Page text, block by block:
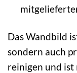
Das Wandbild
sondern auch
reinigen und ist